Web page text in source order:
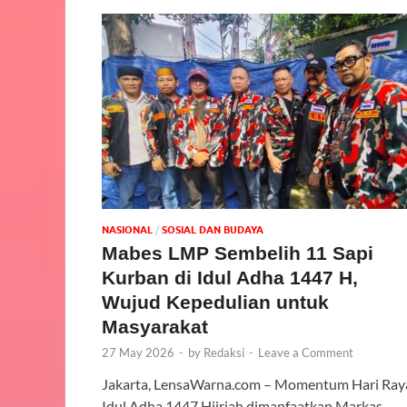
NASIONAL / SOSIAL DAN BUDAYA
Mabes LMP Sembelih 11 Sapi
Kurban di Idul Adha 1447 H,
Wujud Kepedulian untuk
Masyarakat
27 May 2026 - by Redaksi - Leave a Comment
Jakarta, LensaWarna.com – Momentum Hari